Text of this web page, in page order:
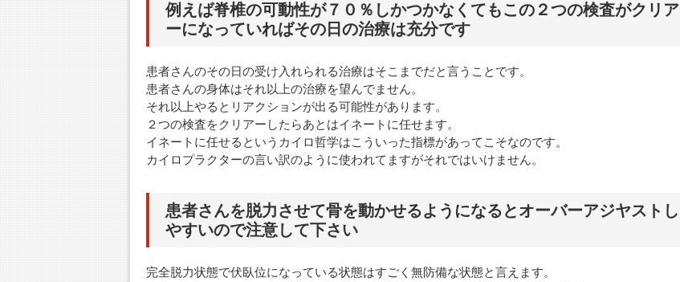
例えば脊椎の可動性が７０％しかつかなくてもこの２つの検査がクリア
ーになっていればその日の治療は充分です
患者さんのその日の受け入れられる治療はそこまでだと言うことです。
患者さんの身体はそれ以上の治療を望んでません。
それ以上やるとリアクションが出る可能性があります。
２つの検査をクリアーしたらあとはイネートに任せます。
イネートに任せるというカイロ哲学はこういった指標があってこそなのです。
カイロプラクターの言い訳のように使われてますがそれではいけません。
患者さんを脱力させて骨を動かせるようになるとオーバーアジヤストし
やすいので注意して下さい
完全脱力状態で伏臥位になっている状態はすごく無防備な状態と言えます。